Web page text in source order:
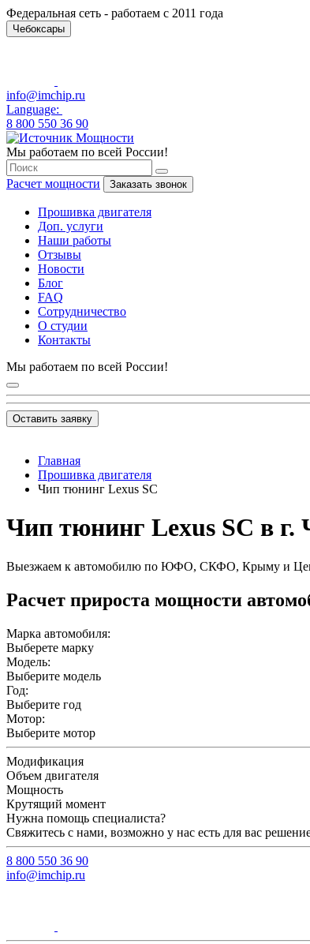
Федеральная сеть - работаем с 2011 года
Чебоксары
info@imchip.ru
Language:
8 800 550 36 90
Мы работаем по всей России!
Расчет мощности Заказать звонок
Прошивка двигателя
Доп. услуги
Наши работы
Отзывы
Новости
Блог
FAQ
Сотрудничество
О студии
Контакты
Мы работаем по всей России!
Оставить заявку
Главная
Прошивка двигателя
Чип тюнинг Lexus SC
Чип тюнинг Lexus SC в г.
Выезжаем к автомобилю по ЮФО, СКФО, Крыму и
Расчет прироста мощности
Марка автомобиля:
Выберете марку
Модель:
Выберите модель
Год:
Выберите год
Мотор:
Выберите мотор
Модификация
Объем двигателя
Мощность
Крутящий момент
Нужна помощь специалиста?
Свяжитесь с нами, возможно у нас есть для вас
8 800 550 36 90
info@imchip.ru